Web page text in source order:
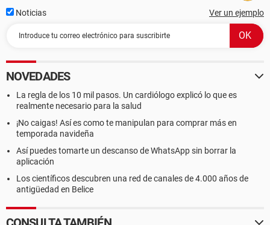
Noticias Ver un ejemplo
NOVEDADES
La regla de los 10 mil pasos. Un cardiólogo explicó lo que es
realmente necesario para la salud
¡No caigas! Así es como te manipulan para comprar más en
temporada navideña
Así puedes tomarte un descanso de WhatsApp sin borrar la
aplicación
Los científicos descubren una red de canales de 4.000 años de
antigüedad en Belice